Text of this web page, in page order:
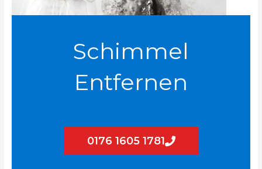
Schimmel
Entfernen
0176 1605 1781